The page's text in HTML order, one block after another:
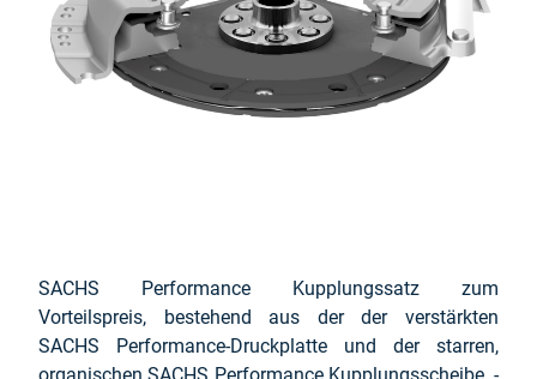
SACHS Performance Kupplungssatz zum
Vorteilspreis, bestehend aus der der verstärkten
SACHS Performance-Druckplatte und der starren,